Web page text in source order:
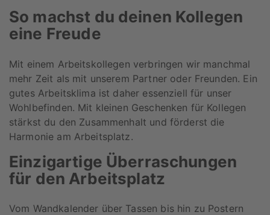
So machst du deinen Kollegen
eine Freude
Mit einem Arbeitskollegen verbringen wir manchmal
mehr Zeit als mit unserem Partner oder Freunden. Ein
gutes Arbeitsklima ist daher essenziell für unser
Wohlbefinden. Mit kleinen Geschenken für Kollegen
stärkst du den Zusammenhalt und förderst die
Harmonie am Arbeitsplatz.
Einzigartige Überraschungen
für den Arbeitsplatz
Vom Wandkalender über Tassen bis hin zu Postern